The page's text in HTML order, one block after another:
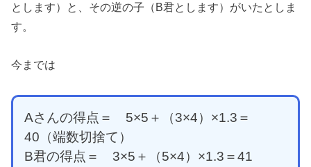
とします）と、その逆の子（B君とします）がいたとしま
す。
今までは
Aさんの得点＝ 5×5＋（3×4）×1.3＝
40（端数切捨て）
B君の得点＝ 3×5＋（5×4）×1.3＝41